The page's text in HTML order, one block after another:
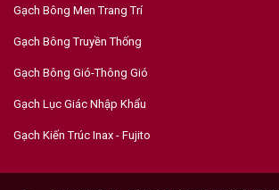
Gạch Bông Men Trang Trí
Gạch Bông Truyền Thống
Gạch Bông Gió-Thông Gió
Gạch Lục Giác Nhập Khẩu
Gạch Kiến Trúc Inax - Fujito